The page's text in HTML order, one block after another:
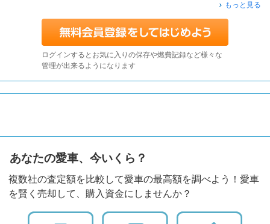
もっと見る
ログインするとお気に入りの保存や燃費記録など様々な
管理が出来るようになります
あなたの愛車、今いくら？
複数社の査定額を比較して愛車の最高額を調べよう！愛車
を賢く売却して、購入資金にしませんか？